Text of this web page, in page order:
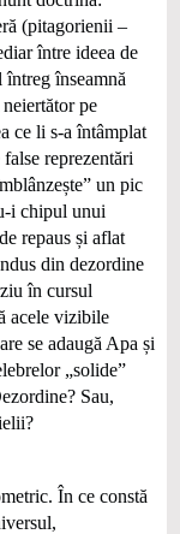
(pitagorienii –
între ideea de
înseamnă
pe
ce li s-a întâmplat
reprezentări
un pic
i chipul unui
repaus și aflat
din dezordine
în cursul
acele vizibile
se adaugă Apa și
„solide”
Sau,
În ce constă